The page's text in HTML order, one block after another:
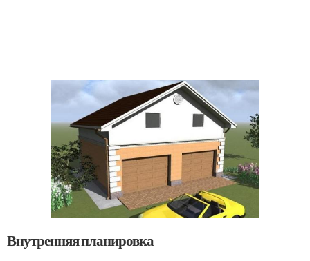
Внутренняя планировка